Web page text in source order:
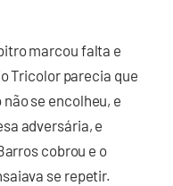
marcou falta e
Tricolor parecia que
se encolheu, e
adversária, e
cobrou e o
se repetir.